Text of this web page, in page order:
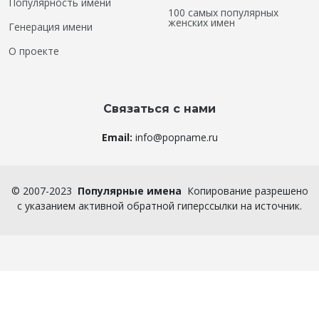
Генерация имени
О проекте
100 самых популярных
женских имен
Связаться с нами
Email: info@popname.ru
© 2007-2023 Популярные имена Копирование разрешено
с указанием активной обратной гиперссылки на источник.